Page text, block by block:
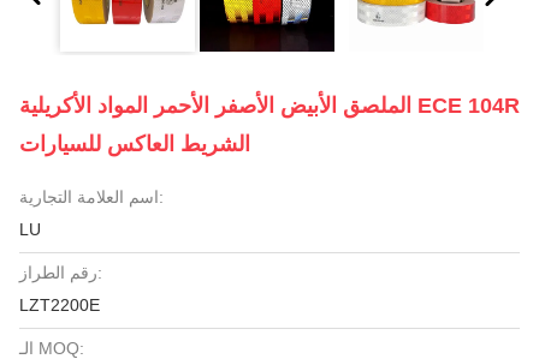
الملصق الأبيض الأصفر الأحمر المواد الأكريلية ECE 104R
الشريط العاكس للسيارات
اسم العلامة التجارية:
LU
رقم الطراز:
LZT2200E
الـ MOQ: